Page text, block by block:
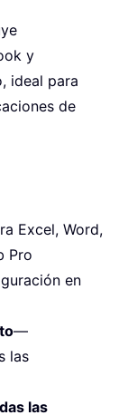
y
ideal para
de
Excel, Word,
Pro
en
—
las
las